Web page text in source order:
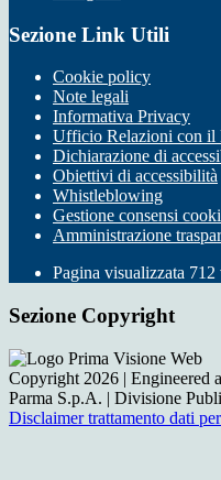
Sezione Link Utili
Cookie policy
Note legali
Informativa Privacy
Ufficio Relazioni con il
Dichiarazione di
Obiettivi di accessibilità
Whistleblowing
Gestione consensi
Amministrazione
Pagina visualizzata 712
Sezione Copyright
Copyright 2026 | Engineered
Parma S.p.A. | Divisione
Disclaimer trattamento dati